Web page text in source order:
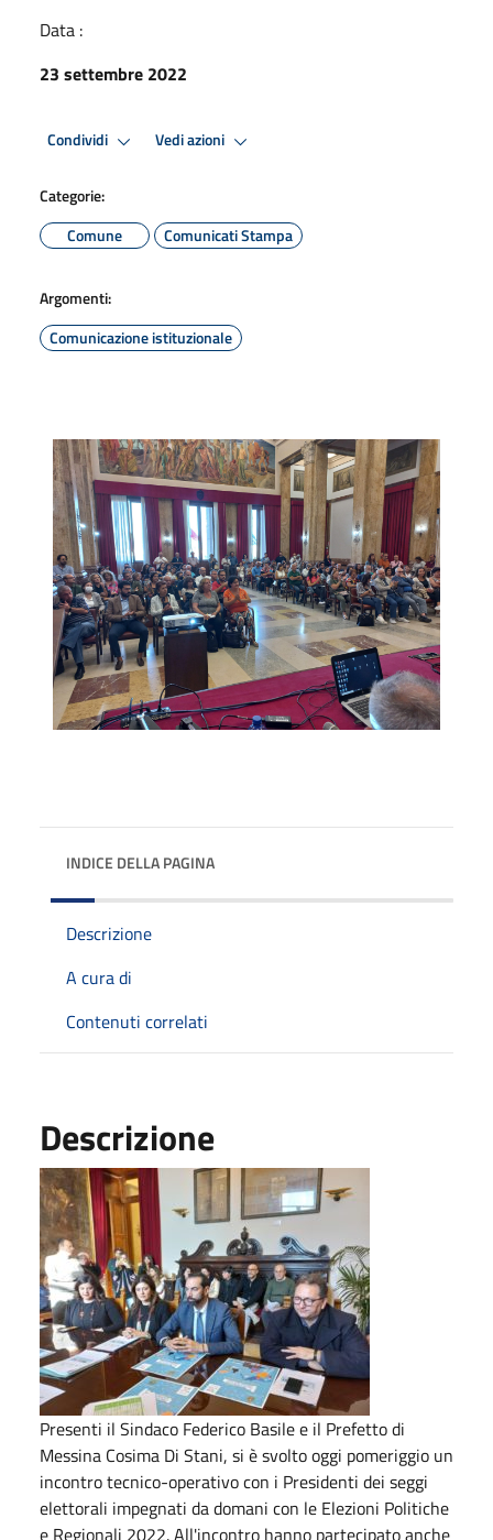
Data :
23 settembre 2022
Condividi Vedi azioni
Categorie:
Comune
Comunicati Stampa
Argomenti:
Comunicazione istituzionale
INDICE DELLA PAGINA
Descrizione
A cura di
Contenuti correlati
Descrizione
Presenti il Sindaco Federico Basile e il Prefetto di
Messina Cosima Di Stani, si è svolto oggi pomeriggio un
incontro tecnico-operativo con i Presidenti dei seggi
elettorali impegnati da domani con le Elezioni Politiche
e Regionali 2022. All'incontro hanno partecipato anche